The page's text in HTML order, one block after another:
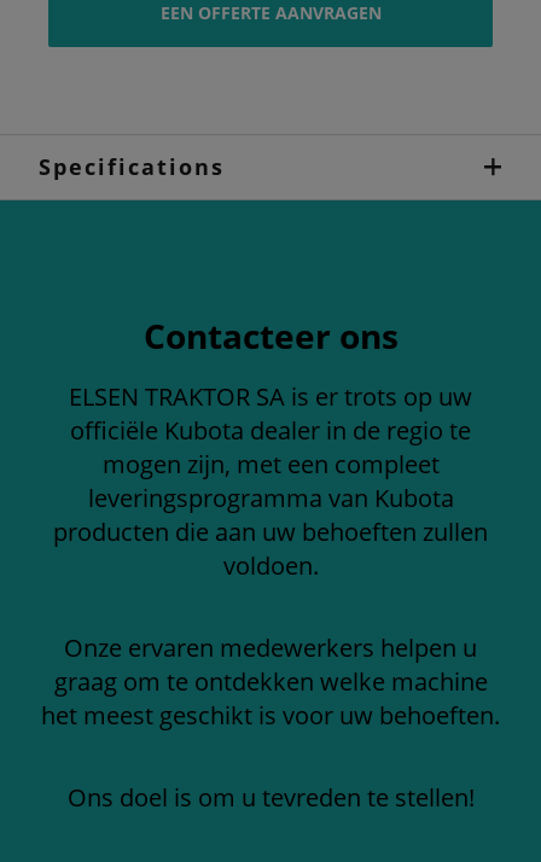
EEN OFFERTE AANVRAGEN
Specifications
Contacteer ons
ELSEN TRAKTOR SA is er trots op uw
officiële Kubota dealer in de regio te
mogen zijn, met een compleet
leveringsprogramma van Kubota
producten die aan uw behoeften zullen
voldoen.
Onze ervaren medewerkers helpen u
graag om te ontdekken welke machine
het meest geschikt is voor uw behoeften.
Ons doel is om u tevreden te stellen!